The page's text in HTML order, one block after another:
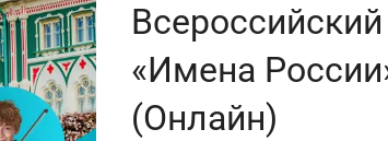
«Имена
(Онлайн)